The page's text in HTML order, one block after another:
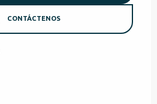
CONTÁCTENOS